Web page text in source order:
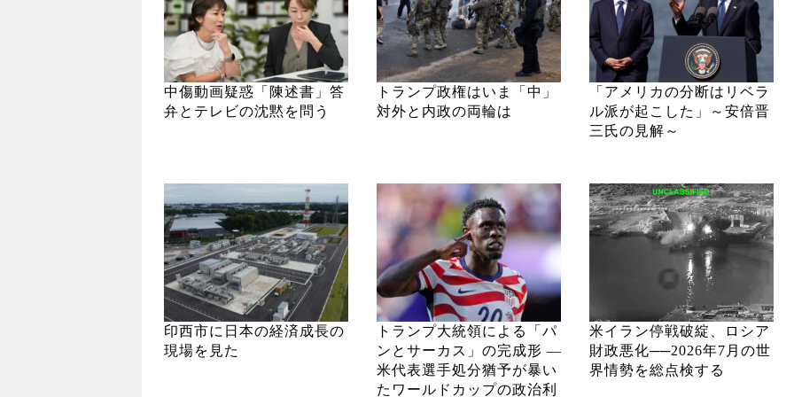
中傷動画疑惑「陳述書」答
弁とテレビの沈黙を問う
トランプ政権はいま「中」
対外と内政の両輪は
「アメリカの分断はリベラ
ル派が起こした」～安倍晋
三氏の見解～
印西市に日本の経済成長の
現場を見た
トランプ大統領による「パ
ンとサーカス」の完成形 ―
米代表選手処分猶予が暴い
たワールドカップの政治利
米イラン停戦破綻、ロシア
財政悪化──2026年7月の世
界情勢を総点検する